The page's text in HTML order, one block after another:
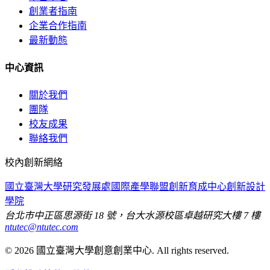
創業者指南
企業合作指南
最新動態
中心資訊
關於我們
團隊
校友成果
聯絡我們
校內創新網絡
國立臺灣大學研究發展處 國際產學聯盟創新育成中心創新設計
學院
台北市中正區思源街 18 號，台大水源校區卓越研究大樓 7 樓
ntutec@ntutec.com
© 2026 國立臺灣大學創意創業中心. All rights reserved.